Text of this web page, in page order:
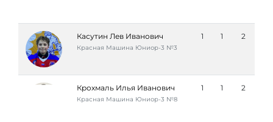
Касутин Лев Иванович
Красная Машина Юниор-3 №3
1 1 2
Крохмаль Илья Иванович
Красная Машина Юниор-3 №8
1 1 2